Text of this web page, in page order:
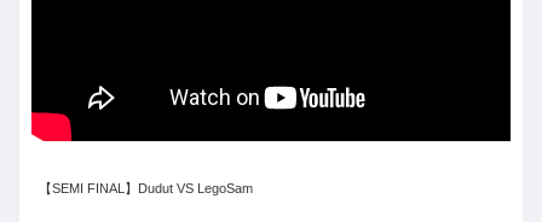
【SEMI FINAL】Dudut VS LegoSam